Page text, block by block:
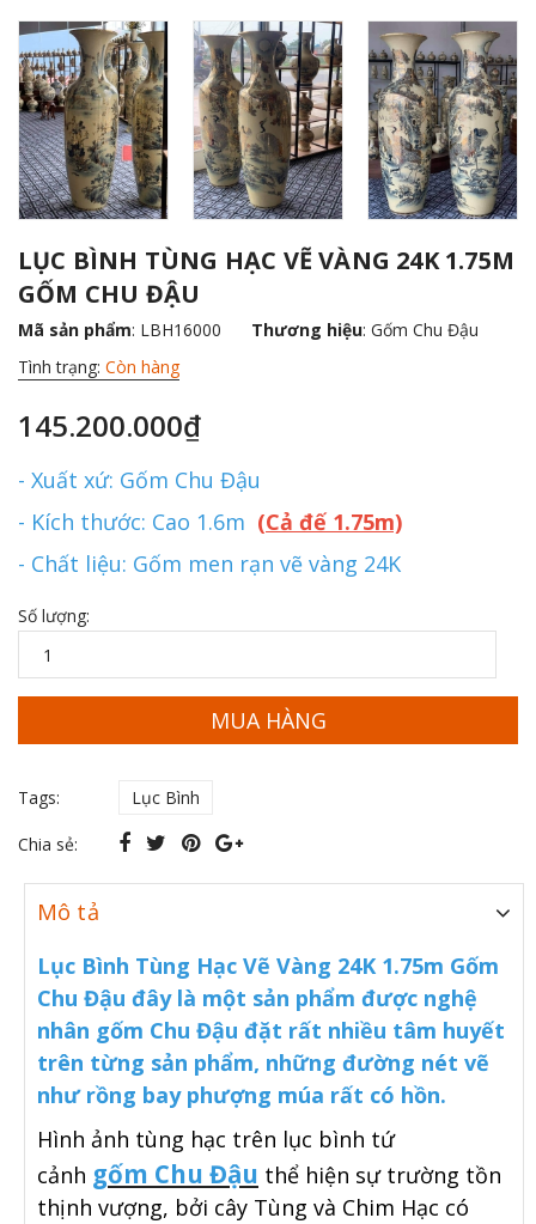
LỤC BÌNH TÙNG HẠC VẼ VÀNG 24K 1.75M
GỐM CHU ĐẬU
Mã sản phẩm: LBH16000 Thương hiệu: Gốm Chu Đậu
Tình trạng: Còn hàng
145.200.000₫
- Xuất xứ: Gốm Chu Đậu
- Kích thước: Cao 1.6m (Cả đế 1.75m)
- Chất liệu: Gốm men rạn vẽ vàng 24K
Số lượng:
MUA HÀNG
Tags: Lục Bình
Chia sẻ:
Mô tả
Lục Bình Tùng Hạc Vẽ Vàng 24K 1.75m Gốm
Chu Đậu đây là một sản phẩm được nghệ
nhân gốm Chu Đậu đặt rất nhiều tâm huyết
trên từng sản phẩm, những đường nét vẽ
như rồng bay phượng múa rất có hồn.
Hình ảnh tùng hạc trên lục bình tứ
cảnh gốm Chu Đậu thể hiện sự trường tồn
thịnh vượng, bởi cây Tùng và Chim Hạc có